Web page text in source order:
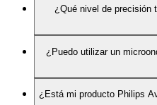
¿Qué nivel de precisión
¿Puedo utilizar un
¿Está mi producto Philips